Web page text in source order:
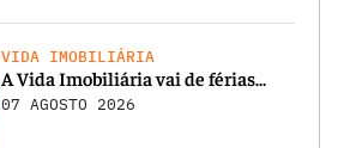
VIDA IMOBILIÁRIA
A Vida Imobiliária vai de férias…
07 AGOSTO 2026